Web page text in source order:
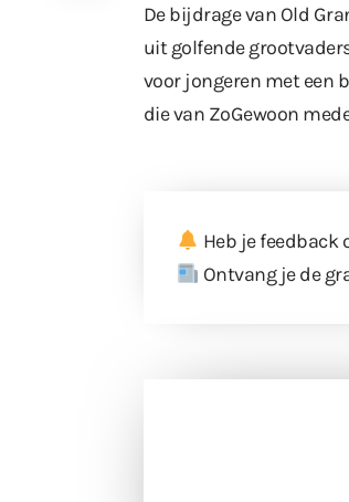
De bijdrage van Old
uit golfende
voor jongeren met een
die van ZoGewoon
Heb je feedback
Ontvang je de